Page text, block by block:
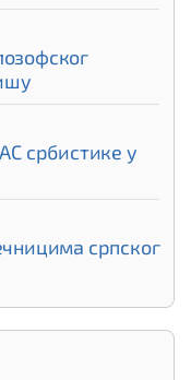
србистике у
српског